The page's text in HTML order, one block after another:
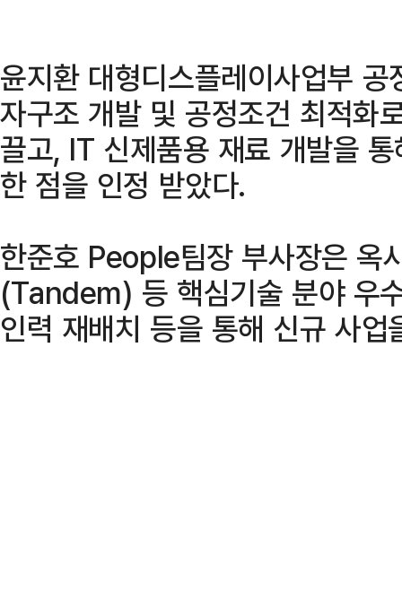
윤지환 대형디스플레이사업부
자구조 개발 및 공정조건 최적
끌고, IT 신제품용 재료 개발을
한 점을 인정 받았다.
한준호 People팀장 부사장은
(Tandem) 등 핵심기술 분야 우
인력 재배치 등을 통해 신규 사업